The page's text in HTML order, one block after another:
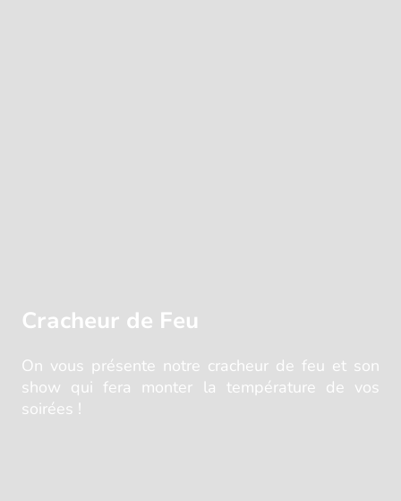
Cracheur de Feu
On vous présente notre cracheur de feu et son
show qui fera monter la température de vos
soirées !